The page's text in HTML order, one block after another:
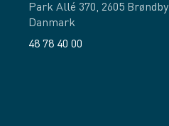
Park Allé 370, 2605 Brøndby
Danmark
48 78 40 00